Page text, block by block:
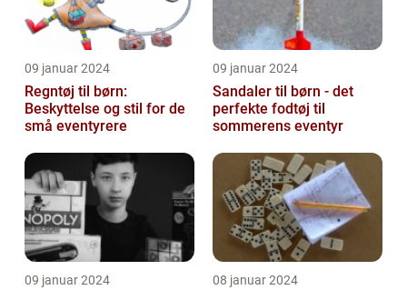
09 januar 2024
Regntøj til børn:
Beskyttelse og stil for de
små eventyrere
09 januar 2024
Sandaler til børn - det
perfekte fodtøj til
sommerens eventyr
09 januar 2024 08 januar 2024